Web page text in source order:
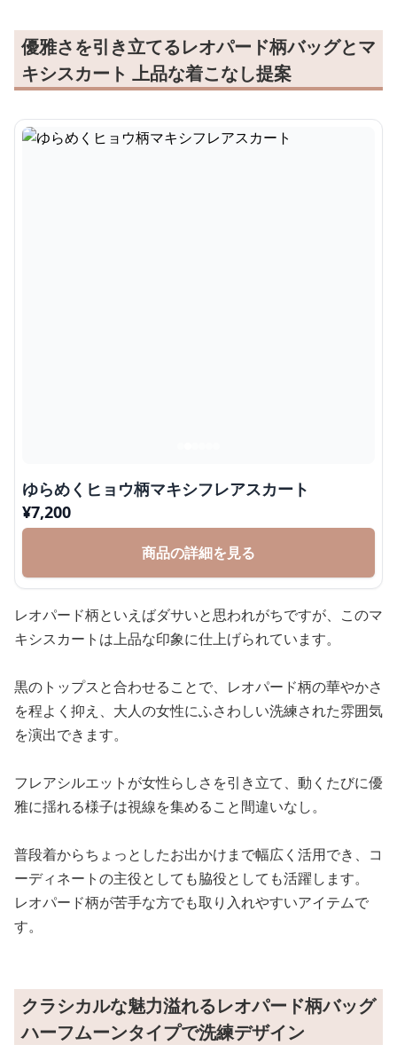
優雅さを引き立てるレオパード柄バッグとマ
キシスカート 上品な着こなし提案
ゆらめくヒョウ柄マキシフレアスカート
¥7,200
商品の詳細を見る
レオパード柄といえばダサいと思われがちですが、このマ
キシスカートは上品な印象に仕上げられています。
黒のトップスと合わせることで、レオパード柄の華やかさ
を程よく抑え、大人の女性にふさわしい洗練された雰囲気
を演出できます。
フレアシルエットが女性らしさを引き立て、動くたびに優
雅に揺れる様子は視線を集めること間違いなし。
普段着からちょっとしたお出かけまで幅広く活用でき、コ
ーディネートの主役としても脇役としても活躍します。
レオパード柄が苦手な方でも取り入れやすいアイテムで
す。
クラシカルな魅力溢れるレオパード柄バッグ
ハーフムーンタイプで洗練デザイン